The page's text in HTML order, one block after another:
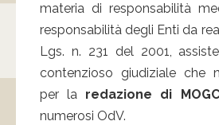
materia di responsabilità
responsabilità degli Enti da
Lgs. n. 231 del 2001,
contenzioso giudiziale che
per la redazione di MOGC
numerosi OdV.